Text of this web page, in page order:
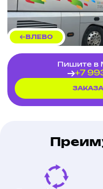
ВЛЕВО
Пишите в
+7